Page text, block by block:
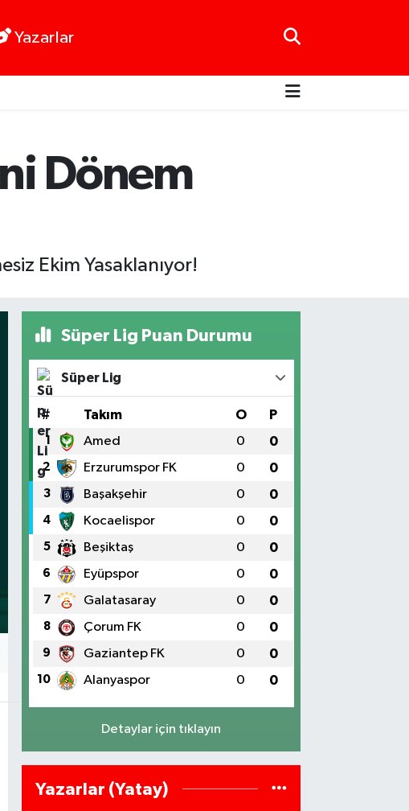
Yazarlar
Dönem
Ekim Yasaklanıyor!
Süper Lig Puan Durumu
Süper Lig
# Takım O P
1 Amed 0 0
2 Erzurumspor FK 0 0
3 Başakşehir 0 0
4 Kocaelispor 0 0
5 Beşiktaş 0 0
6 Eyüpspor 0 0
7 Galatasaray 0 0
8 Çorum FK 0 0
9 Gaziantep FK 0 0
10 Alanyaspor 0 0
Detaylar için tıklayın
Yazarlar (Yatay)